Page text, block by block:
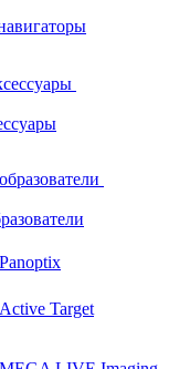
Target